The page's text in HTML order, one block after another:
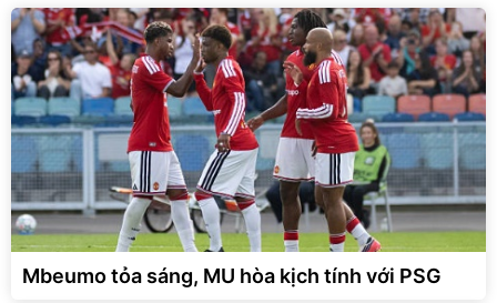
Mbeumo tỏa sáng, MU hòa kịch tính với PSG